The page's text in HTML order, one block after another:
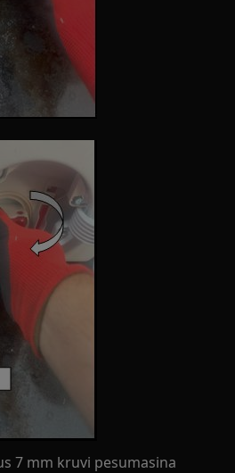
7 mm kruvi pesumasina